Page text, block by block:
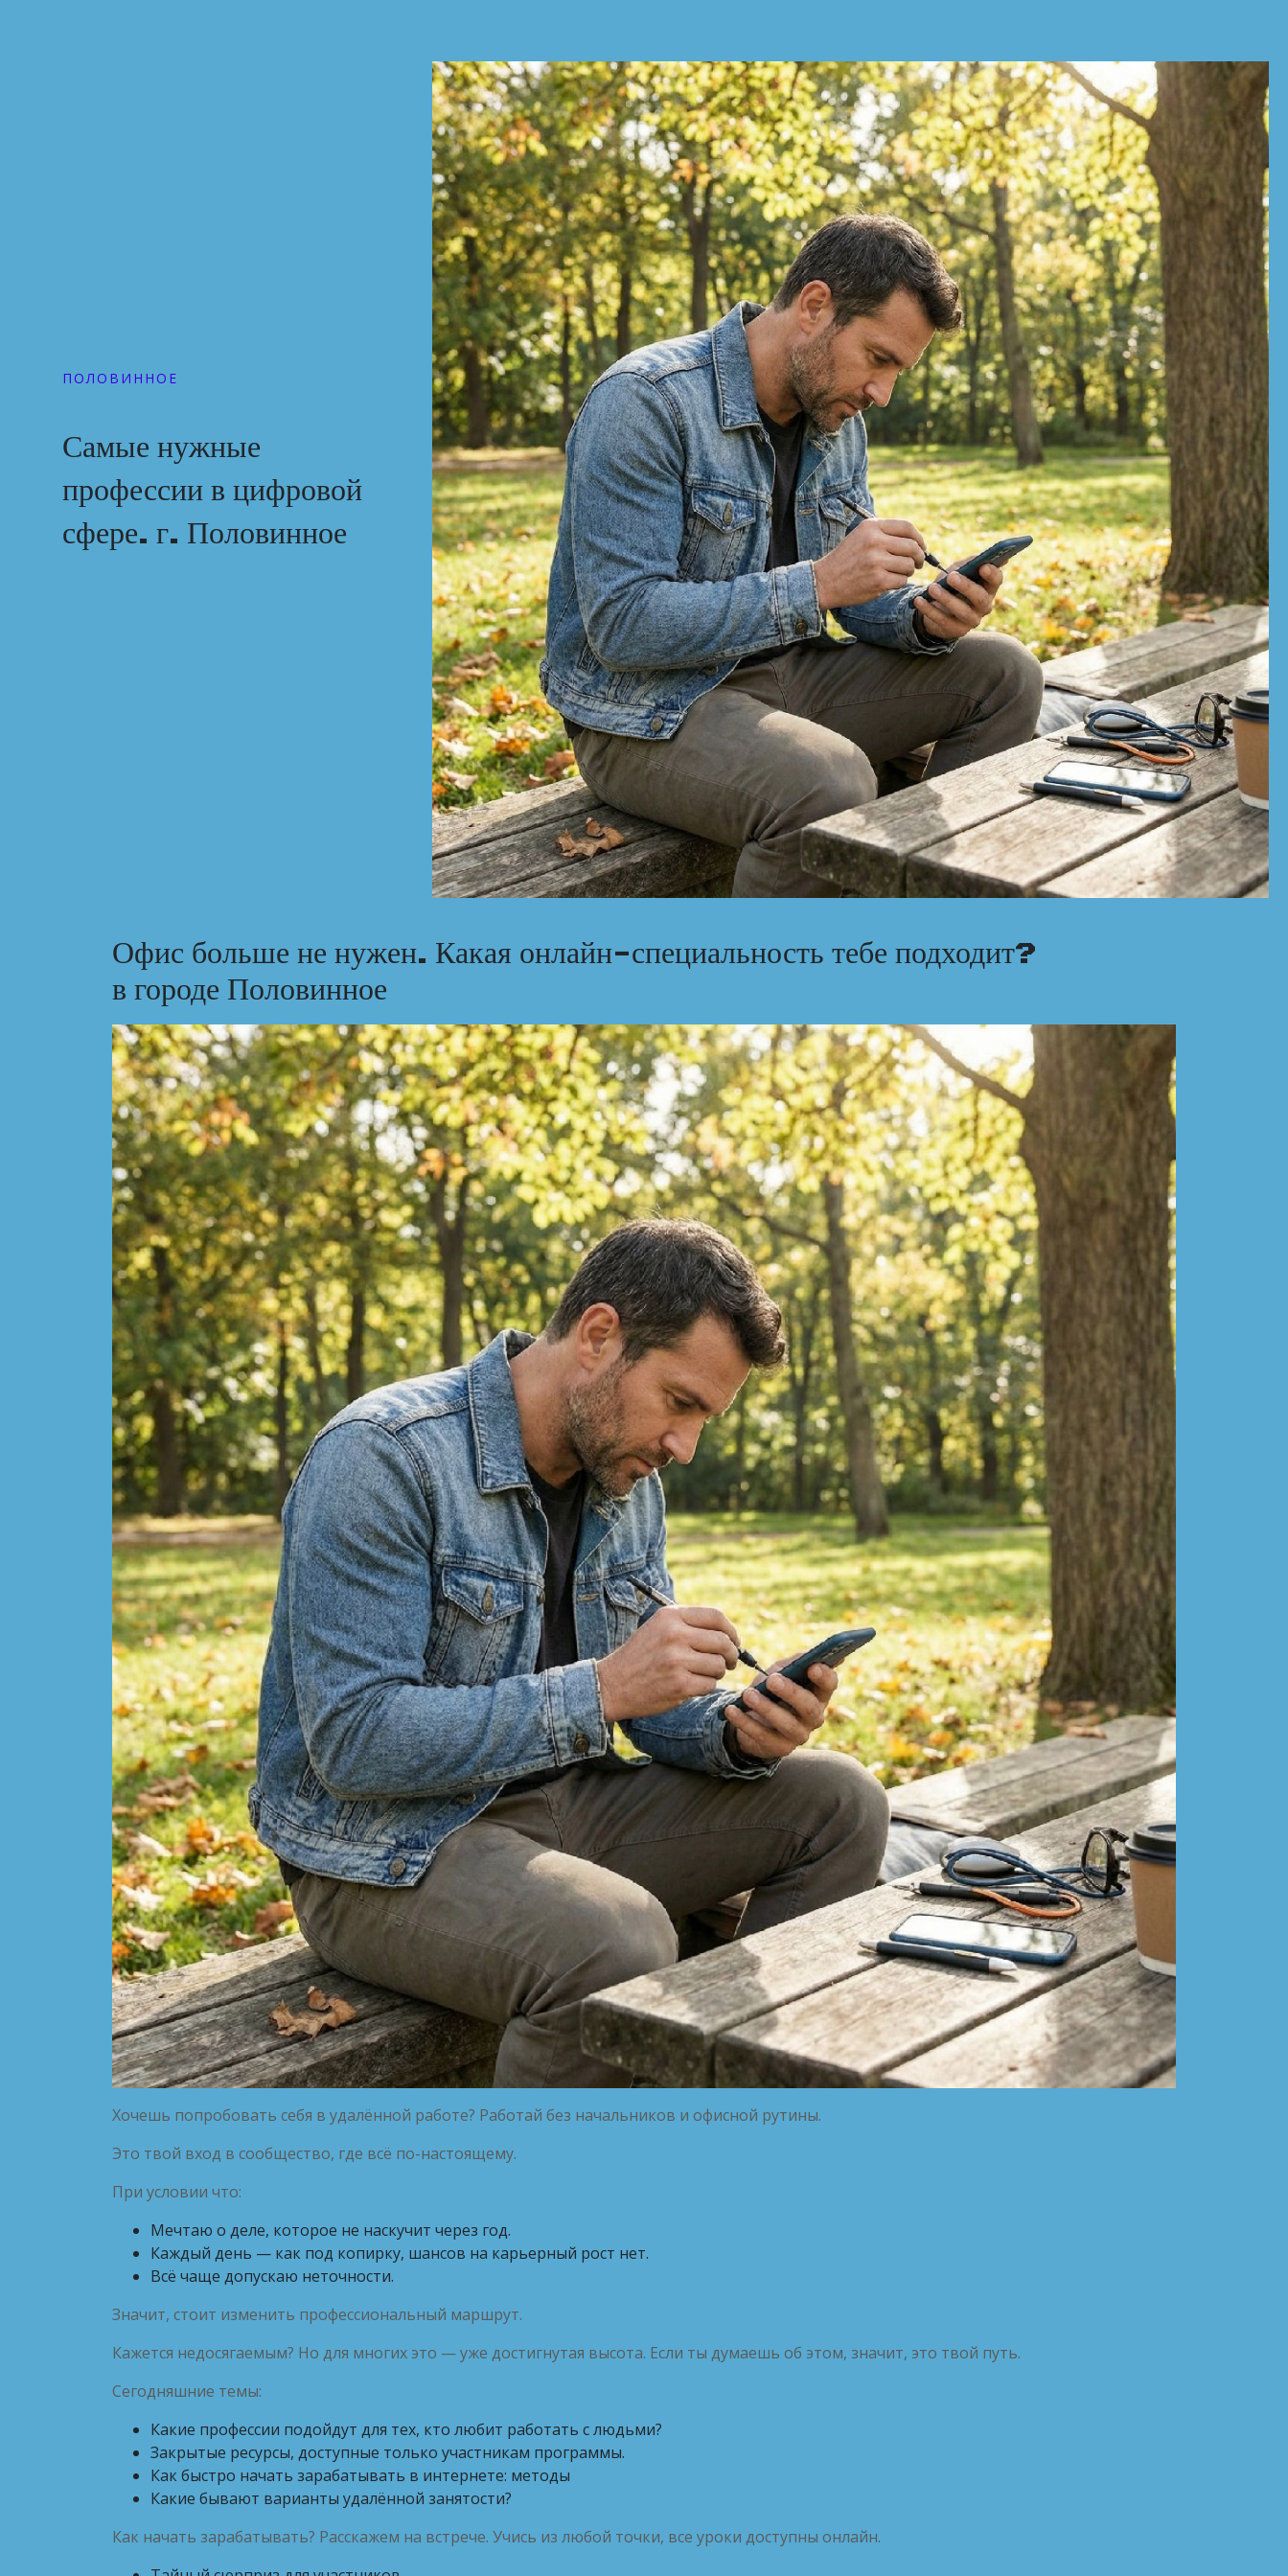
ПОЛОВИННОЕ
Самые нужные
профессии в цифровой
сфере. г. Половинное
Офис больше не нужен. Какая онлайн-специальность тебе подходит?
в городе Половинное
Хочешь попробовать себя в удалённой работе? Работай без начальников и офисной рутины.
Это твой вход в сообщество, где всё по-настоящему.
При условии что:
Мечтаю о деле, которое не наскучит через год.
Каждый день — как под копирку, шансов на карьерный рост нет.
Всё чаще допускаю неточности.
Значит, стоит изменить профессиональный маршрут.
Кажется недосягаемым? Но для многих это — уже достигнутая высота. Если ты думаешь об этом, значит, это твой путь.
Сегодняшние темы:
Какие профессии подойдут для тех, кто любит работать с людьми?
Закрытые ресурсы, доступные только участникам программы.
Как быстро начать зарабатывать в интернете: методы
Какие бывают варианты удалённой занятости?
Как начать зарабатывать? Расскажем на встрече. Учись из любой точки, все уроки доступны онлайн.